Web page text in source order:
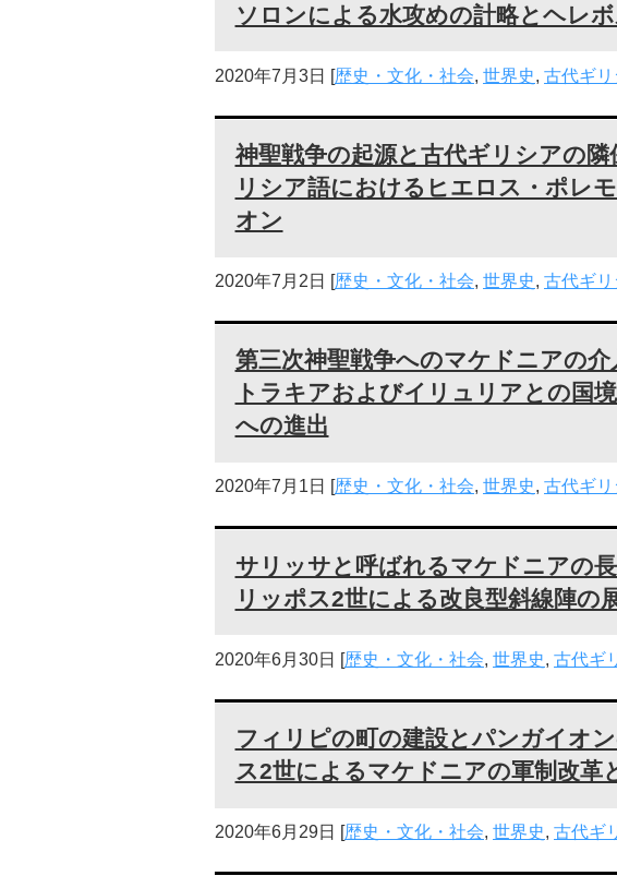
ソロンによる水攻めの計略とヘレ
2020年7月3日 [歴史・文化・社会, 世界史, 古代ギリ
神聖戦争の起源と古代ギリシアの
リシア語におけるヒエロス・ポレ
オン
2020年7月2日 [歴史・文化・社会, 世界史, 古代ギリ
第三次神聖戦争へのマケドニアの介
トラキアおよびイリュリアとの国
への進出
2020年7月1日 [歴史・文化・社会, 世界史, 古代ギリ
サリッサと呼ばれるマケドニアの
リッポス2世による改良型斜線陣の
2020年6月30日 [歴史・文化・社会, 世界史, 古代ギ
フィリピの町の建設とパンガイオ
ス2世によるマケドニアの軍制改革
2020年6月29日 [歴史・文化・社会, 世界史, 古代ギ